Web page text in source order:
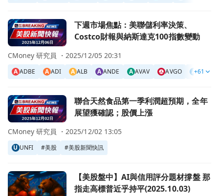
前往下週市場焦點：美聯儲利率決策、Costco財報與納斯達
下週市場焦點：美聯儲利率決策、
Costco財報與納斯達克100指數變動
A ADBE A ADI A ALB A ANDE A AVAV AVGO A AZO
+61
CMoney 研究員 ・2025/12/05 20:31
前往聯合天然食品第一季利潤超預期，全年展望獲確認；股
聯合天然食品第一季利潤超預期，全年
展望獲確認；股價上漲
U UNFI #美股 #美股新聞快訊
CMoney 研究員 ・2025/12/02 13:05
前往【美股盤中】AI與信用評分題材撐盤 那指走高標普近乎
【美股盤中】AI與信用評分題材撐盤 那
指走高標普近乎持平(2025.10.03)